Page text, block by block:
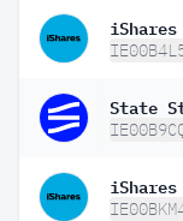
iShares
iShares